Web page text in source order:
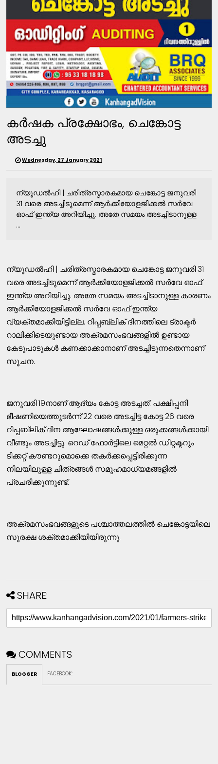
കർഷക പ്രക്ഷോഭം, ചെങ്കോട്ട
അടച്ചു
Wednesday, 27 January 2021
ന്യൂഡല്‍ഹി | ചരിത്രസ്മാരകമായ ചെങ്കോട്ട ജനുവരി
31 വരെ അടച്ചിടുമെന്ന് ആര്‍ക്കിയോളജിക്കല്‍ സര്‍വേ
ഓഫ് ഇന്ത്യ അറിയിച്ചു. അതേ സമയം അടച്ചിടാനുള്ള
...
ന്യൂഡല്‍ഹി | ചരിത്രസ്മാരകമായ ചെങ്കോട്ട ജനുവരി 31
വരെ അടച്ചിടുമെന്ന് ആര്‍ക്കിയോളജിക്കല്‍ സര്‍വേ ഓഫ്
ഇന്ത്യ അറിയിച്ചു. അതേ സമയം അടച്ചിടാനുള്ള കാരണം
ആര്‍ക്കിയോളജിക്കല്‍ സര്‍വേ ഓഫ് ഇന്ത്യ
വ്യക്തമാക്കിയിട്ടില്ല. റിപ്പബ്ലിക് ദിനത്തിലെ ട്രാക്ടര്‍
റാലിക്കിടെയുണ്ടായ അക്രമസംഭവങ്ങളില്‍ ഉണ്ടായ
കേടുപാടുകള്‍ കണക്കാക്കാനാണ് അടച്ചിടുന്നതെന്നാണ്
സൂചന.
ജനുവരി 19നാണ് ആദ്യം കോട്ട അടച്ചത്. പക്ഷിപ്പനി
ഭീഷണിയെത്തുടര്‍ന്ന് 22 വരെ അടച്ചിട്ട കോട്ട 26 വരെ
റിപ്പബ്ലിക് ദിന ആഘോഷങ്ങള്‍ക്കുള്ള ഒരുക്കങ്ങള്‍ക്കായി
വീണ്ടും അടച്ചിട്ടു. റെഡ് ഫോര്‍ട്ടിലെ മെറ്റല്‍ ഡിറ്റക്ടറും
ടിക്കറ്റ് കൗണ്ടറുമൊക്കെ തകര്‍ക്കപ്പെട്ടിരിക്കുന്ന
നിലയിലുള്ള ചിത്രങ്ങള്‍ സമൂഹമാധ്യമങ്ങളില്‍
പ്രചരിക്കുന്നുണ്ട്.
അക്രമസംഭവങ്ങളുടെ പശ്ചാത്തലത്തില്‍ ചെങ്കോട്ടയിലെ
സുരക്ഷ ശക്തമാക്കിയിയിരുന്നു.
SHARE:
COMMENTS
BLOGGER FACEBOOK: